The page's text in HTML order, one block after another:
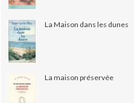
La Maison dans les dunes
La maison préservée